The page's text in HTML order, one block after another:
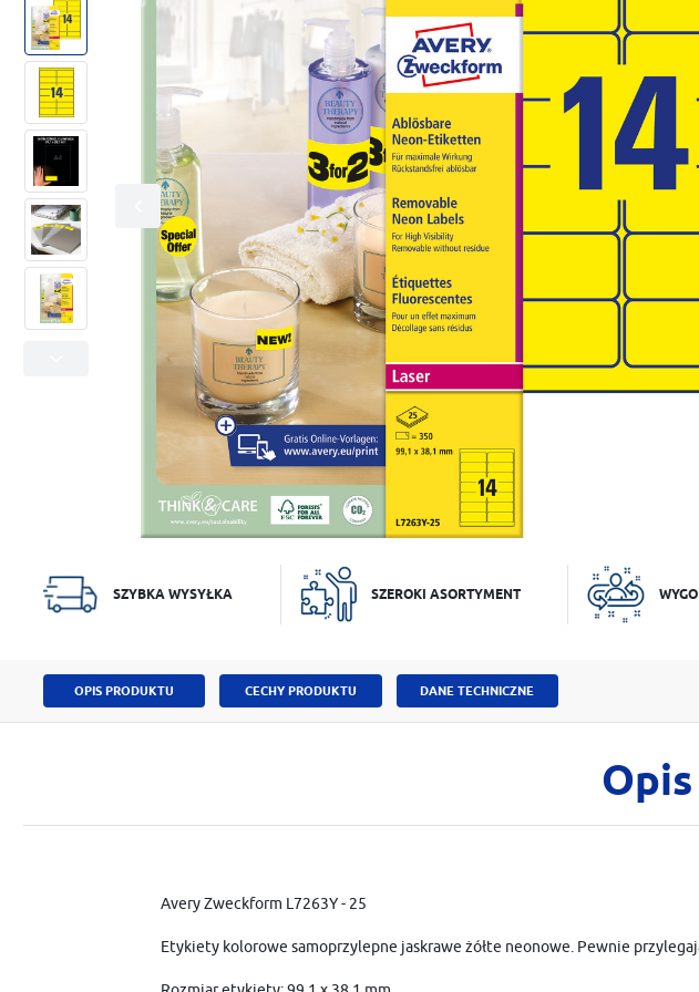
Kolorowe oznaczanie
Office & Home
Adresowe i wysyłkowe
Folie specjalistyczne
SZYBKA WYSYŁKA SZEROKI ASORTYMENT
OPIS PRODUKTU CECHY PRODUKTU DANE TECHNICZNE
Avery Zweckform L7263Y - 25
Etykiety kolorowe samoprzylepne jaskrawe żółte neonowe. Pewnie